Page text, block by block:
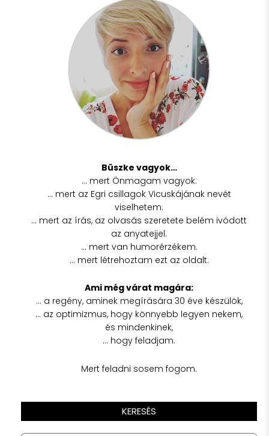
Büszke vagyok…
… mert Önmagam vagyok.
… mert az Egri csillagok Vicuskájának nevét
viselhetem.
… mert az írás, az olvasás szeretete belém ivódott
az anyatejjel.
… mert van humorérzékem.
… mert létrehoztam ezt az oldalt.
Ami még várat magára:
… a regény, aminek megírására 30 éve készülök,
… az optimizmus, hogy könnyebb legyen nekem,
és mindenkinek,
… hogy feladjam.
Mert feladni sosem fogom.
KERESÉS